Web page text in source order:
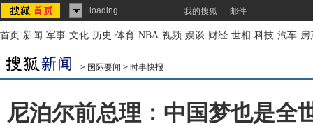
loading... 我的搜狐 邮件
首页-新闻-军事-文化-历史-体育-NBA-视频-娱谈-财经-世相-科技-汽车-房
> 国际要闻 > 时事快报
尼泊尔前总理：中国梦也是全